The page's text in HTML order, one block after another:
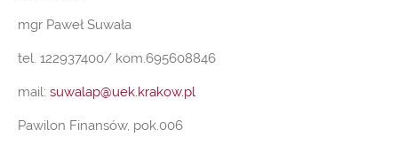
mgr Paweł Suwała
tel. 122937400/ kom.695608846
mail: suwalap@uek.krakow.pl
Pawilon Finansów, pok.006